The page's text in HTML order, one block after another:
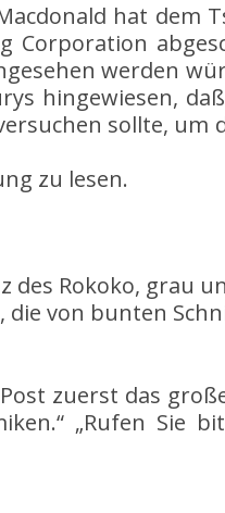
hat dem
Corporation
werden
hingewiesen,
sollte,
zu lesen.
des Rokoko, grau
die von bunten
zuerst das
„Rufen